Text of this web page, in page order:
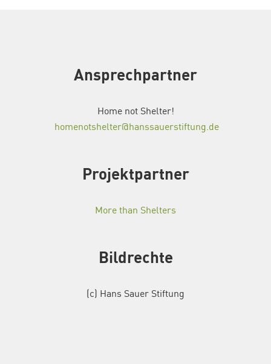
Ansprechpartner
Home not Shelter!
homenotshelter@hanssauerstiftung.de
Projektpartner
More than Shelters
Bildrechte
(c) Hans Sauer Stiftung